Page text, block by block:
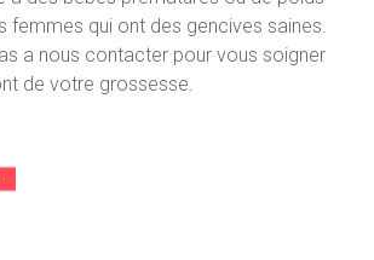
femmes qui ont des gencives saines.
a nous contacter pour vous soigner
de votre grossesse.